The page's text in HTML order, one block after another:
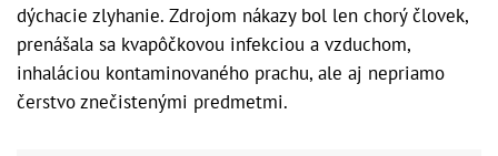
dýchacie zlyhanie. Zdrojom nákazy bol len chorý človek,
prenášala sa kvapôčkovou infekciou a vzduchom,
inhaláciou kontaminovaného prachu, ale aj nepriamo
čerstvo znečistenými predmetmi.